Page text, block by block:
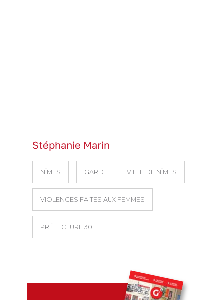
Stéphanie Marin
NÎMES GARD VILLE DE NÎMES
VIOLENCES FAITES AUX FEMMES
PRÉFECTURE 30